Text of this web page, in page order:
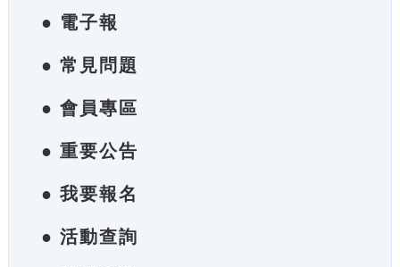
● 電子報
● 常見問題
● 會員專區
● 重要公告
● 我要報名
● 活動查詢